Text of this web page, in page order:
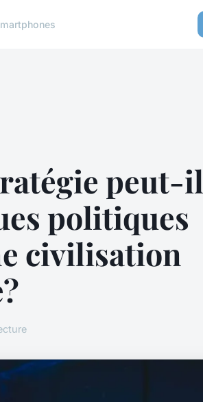
peut-il
politiques
civilisation